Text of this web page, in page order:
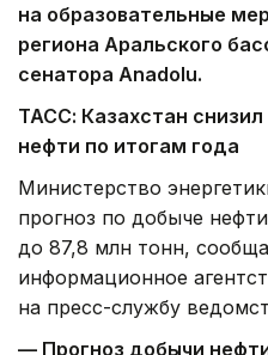
на образовательные
региона Аральского
сенатора Anadolu.
ТАСС: Казахстан
нефти по итогам года
Министерство
прогноз по добыче
до 87,8 млн тонн,
информационное
на пресс-службу
— Прогноз добычи